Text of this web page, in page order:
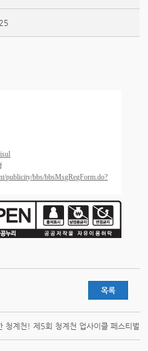
publicity/bbs/bbsMsgRegForm.do?
목록
청계천! 제5회 청계천 업사이클 페스티벌